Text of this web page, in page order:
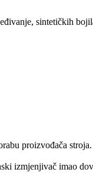
sintetičkih
proizvođača stroja.
izmjenjivač imao